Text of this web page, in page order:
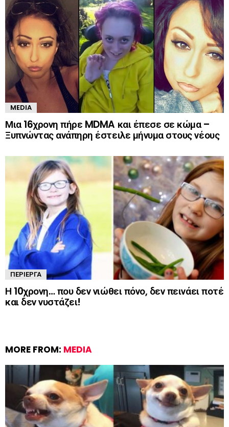
MEDIA
Μια 16χρονη πήρε MDMA και έπεσε σε κώμα –
Ξυπνώντας ανάπηρη έστειλε μήνυμα στους νέους
ΠΕΡΊΕΡΓΑ
Η 10χρονη… που δεν νιώθει πόνο, δεν πεινάει ποτέ
και δεν νυστάζει!
MORE FROM: MEDIA